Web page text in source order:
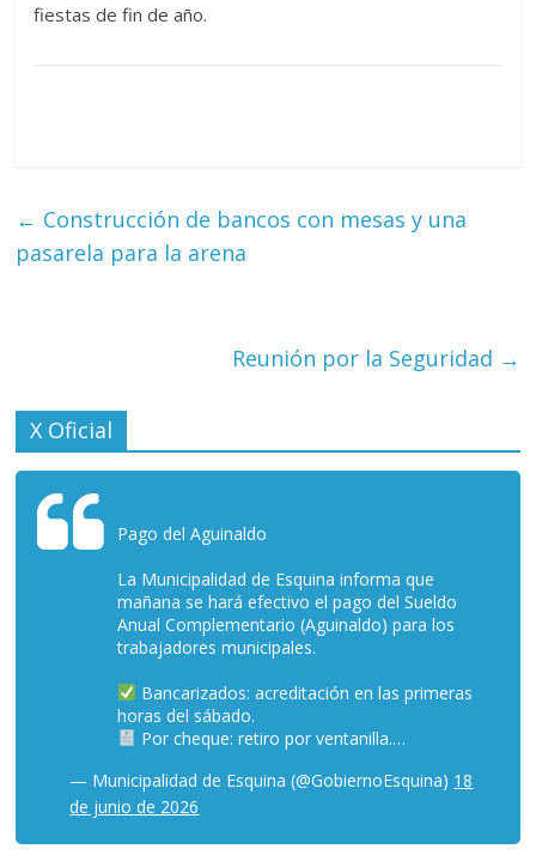
fiestas de fin de año.
← Construcción de bancos con mesas y una
pasarela para la arena
Reunión por la Seguridad →
X Oficial
Pago del Aguinaldo
La Municipalidad de Esquina informa que
mañana se hará efectivo el pago del Sueldo
Anual Complementario (Aguinaldo) para los
trabajadores municipales.
Bancarizados: acreditación en las primeras
horas del sábado.
Por cheque: retiro por ventanilla.…
— Municipalidad de Esquina (@GobiernoEsquina) 18
de junio de 2026